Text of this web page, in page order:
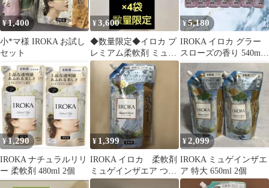
¥1,400
小*マ様 IROKA お試し
セット
¥3,600
◆数量限定◆イロカ プ
レミアム柔軟剤 ミュゲ
インザエアの香り 詰替
用 4袋
¥5,180
IROKA イロカ グラー
スローズの香り 540ml
7個セット 数量限定
¥1,290
IROKA ナチュラルリリ
ー 柔軟剤 480ml 2個
¥ 1,399
IROKA イロカ 柔軟剤
ミュゲインザエア つめ
かえ用 650ml 限定
¥2,099
IROKA ミュゲインザエ
ア 特大 650ml 2個